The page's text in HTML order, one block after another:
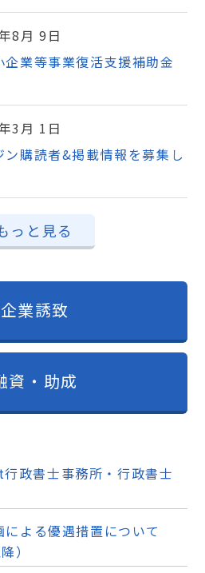
8月 9日
企業等事業復活支援補助金
3月 1日
購読者&掲載情報を募集し
っと見る
企業誘致
資・助成
政書士事務所・行政書士
よる優遇措置について
）